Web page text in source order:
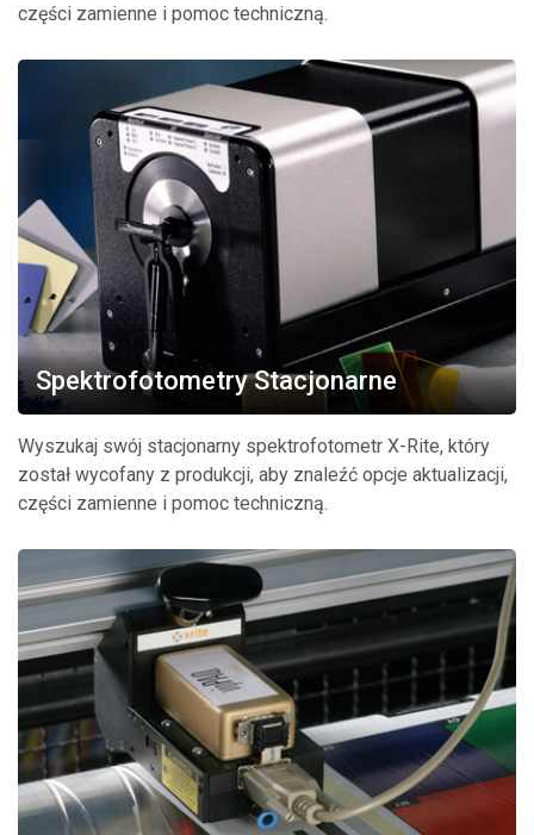
części zamienne i pomoc techniczną.
Spektrofotometry Stacjonarne
Wyszukaj swój stacjonarny spektrofotometr X-Rite, który
został wycofany z produkcji, aby znaleźć opcje aktualizacji,
części zamienne i pomoc techniczną.